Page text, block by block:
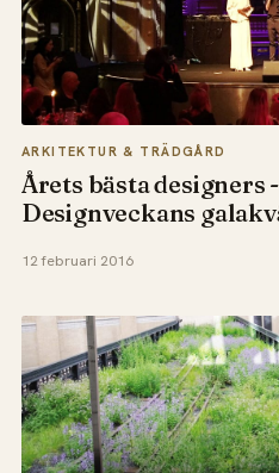
ARKITEKTUR & TRÄDGÅRD
Årets bästa designers
Designveckans
12 februari 2016